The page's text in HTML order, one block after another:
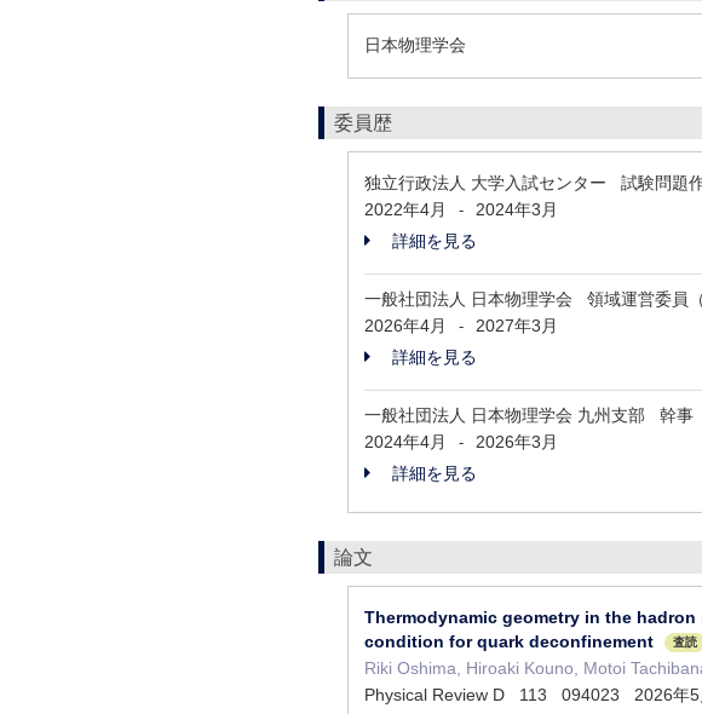
日本物理学会
委員歴
独立行政法人 大学入試センター 試験問題
2022年4月
-
2024年3月
詳細を見る
一般社団法人 日本物理学会 領域運営委員
2026年4月
-
2027年3月
詳細を見る
一般社団法人 日本物理学会 九州支部 幹事
2024年4月
-
2026年3月
詳細を見る
論文
Thermodynamic geometry in the
condition for quark deconfinement
査読
Riki Oshima, Hiroaki Kouno, Motoi
Physical Review D 113 094023 2026年5